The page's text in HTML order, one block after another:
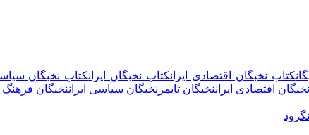
کتاب نخبگان اقتصادی ایرانکتاب نخبگان ایرانکتاب نخبگان
نخبگان اقتصادی ایراننخبگان تایمز نخبگان سیاسی ایراننخبگان فرهنگ